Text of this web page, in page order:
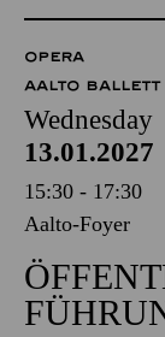
OPERA
AALTO BALLETT
Wednesday
13.01.2027
15:30 - 17:30
Aalto-Foyer